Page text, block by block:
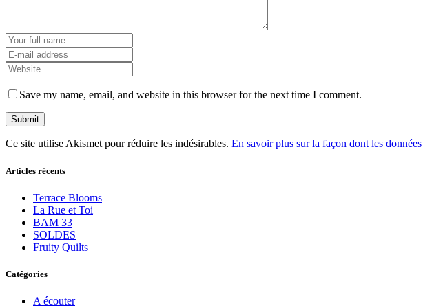
Save my name, email, and website in this browser for the next time I comment.
Ce site utilise Akismet pour réduire les indésirables. En savoir plus sur la façon dont les
Articles récents
Terrace Blooms
La Rue et Toi
BAM 33
SOLDES
Fruity Quilts
Catégories
A écouter